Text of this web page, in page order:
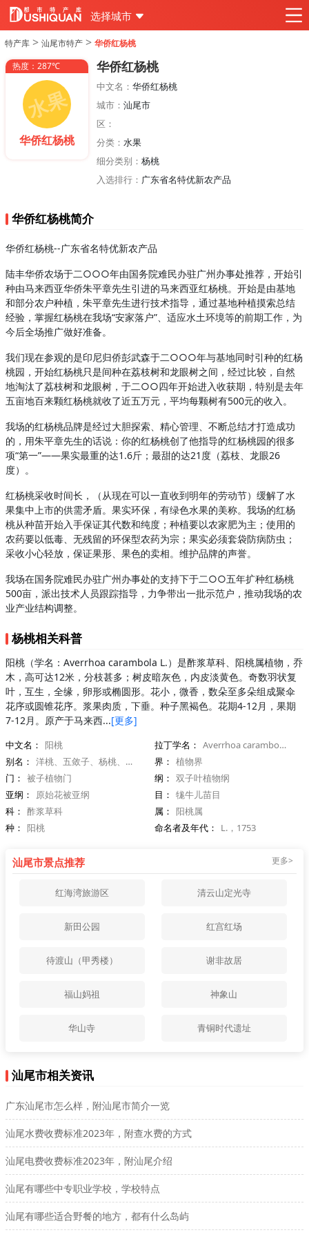
选择城市
特产库 > 汕尾市特产 > 华侨红杨桃
热度：287℃
华侨红杨桃
华侨红杨桃
中文名： 华侨红杨桃
城市： 汕尾市
区：
分类： 水果
细分类别： 杨桃
入选排行： 广东省名特优新农产品
华侨红杨桃简介
华侨红杨桃--广东省名特优新农产品
陆丰华侨农场于二○○○年由国务院难民办驻广州办事处推荐，开始引
种由马来西亚华侨朱平章先生引进的马来西亚红杨桃。开始是由基地
和部分农户种植，朱平章先生进行技术指导，通过基地种植摸索总结
经验，掌握红杨桃在我场“安家落户”、适应水土环境等的前期工作，为
今后全场推广做好准备。
我们现在参观的是印尼归侨彭武森于二○○○年与基地同时引种的红杨
桃园，开始红杨桃只是间种在荔枝树和龙眼树之间，经过比较，自然
地淘汰了荔枝树和龙眼树，于二○○四年开始进入收获期，特别是去年
五亩地百来颗红杨桃就收了近五万元，平均每颗树有500元的收入。
我场的红杨桃品牌是经过大胆探索、精心管理、不断总结才打造成功
的，用朱平章先生的话说：你的红杨桃创了他指导的红杨桃园的很多
项“第一”――果实最重的达1.6斤；最甜的达21度（荔枝、龙眼26
度）。
红杨桃采收时间长，（从现在可以一直收到明年的劳动节）缓解了水
果集中上市的供需矛盾。果实环保，有绿色水果的美称。我场的红杨
桃从种苗开始入手保证其代数和纯度；种植要以农家肥为主；使用的
农药要以低毒、无残留的环保型农药为宗；果实必须套袋防病防虫；
采收小心轻放，保证果形、果色的卖相。维护品牌的声誉。
我场在国务院难民办驻广州办事处的支持下于二○○五年扩种红杨桃
500亩，派出技术人员跟踪指导，力争带出一批示范户，推动我场的农
业产业结构调整。
杨桃相关科普
阳桃（学名：Averrhoa carambola L.）是酢浆草科、阳桃属植物，乔
木，高可达12米，分枝甚多；树皮暗灰色，内皮淡黄色。奇数羽状复
叶，互生，全缘，卵形或椭圆形。花小，微香，数朵至多朵组成聚伞
花序或圆锥花序。浆果肉质，下垂。种子黑褐色。花期4-12月，果期
7-12月。原产于马来西...[更多]
中文名： 阳桃 拉丁学名： Averrhoa carambola L.
别名： 洋桃、五敛子、杨桃、酸阳桃 界： 植物界
门： 被子植物门 纲： 双子叶植物纲
亚纲：
原始花被亚纲 目： 牻牛儿苗目
科： 酢浆草科 属：
阳桃属
种：
阳桃 命名者及年代： L.，1753
汕尾市景点推荐 更多>
红海湾旅游区 清云山定光寺
新田公园 红宫红场
待渡山（甲秀楼） 谢非故居
福山妈祖 神象山
华山寺 青铜时代遗址
汕尾市相关资讯
广东汕尾市怎么样，附汕尾市简介一览
汕尾水费收费标准2023年，附查水费的方式
汕尾电费收费标准2023年，附汕尾介绍
汕尾有哪些中专职业学校，学校特点
汕尾有哪些适合野餐的地方，都有什么岛屿